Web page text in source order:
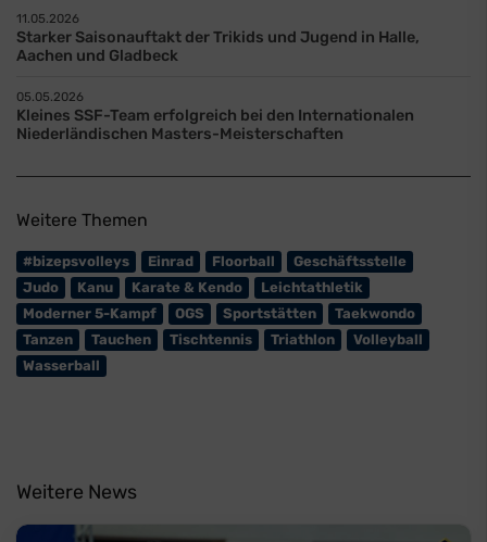
11.05.2026
Starker Saisonauftakt der Trikids und Jugend in Halle,
Aachen und Gladbeck
05.05.2026
Kleines SSF-Team erfolgreich bei den Internationalen
Niederländischen Masters-Meisterschaften
Weitere Themen
#bizepsvolleys Einrad Floorball
Geschäftsstelle
Judo
Kanu Karate & Kendo
Leichtathletik
Moderner 5-Kampf
OGS Sportstätten
Taekwondo
Tanzen
Tauchen Tischtennis Triathlon
Volleyball
Wasserball
Weitere News